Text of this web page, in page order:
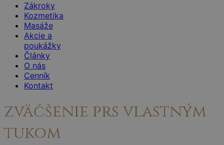
Zákroky
Kozmetika
Masáže
Akcie a
poukážky
Články
O nás
Cenník
Kontakt
zväčšenie prs vlastným
tukom